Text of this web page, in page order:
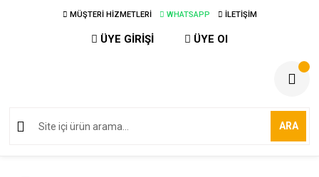
MÜŞTERİ HİZMETLERİ WHATSAPP İLETİŞİM
ÜYE GİRİŞİ ÜYE Ol
ARA